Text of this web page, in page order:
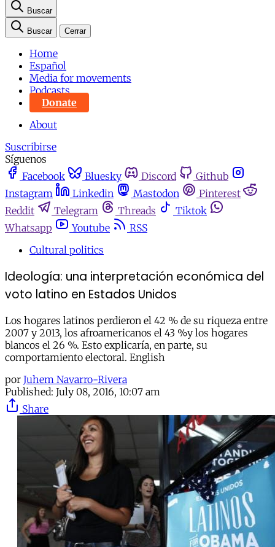
Buscar
Buscar Cerrar
Home
Español
Media for movements
Podcasts
Donate
About
Suscribirse
Síguenos
Facebook
Bluesky Discord
Github
Instagram
Linkedin Mastodon
Pinterest
Reddit
Telegram Threads
Tiktok
Whatsapp
Youtube
RSS
Cultural politics
Ideología: una interpretación económica del
voto latino en Estados Unidos
Los hogares latinos perdieron el 42 % de su riqueza entre
2007 y 2013, los afroamericanos el 43 %y los hogares
blancos el 26 %. Esto explicaría, en parte, su
comportamiento electoral. English
por Juhem Navarro-Rivera
Published: July 08, 2016, 10:07 am
Share